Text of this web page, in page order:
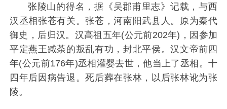
张陵山的得名，据《吴郡甫里志》记载，与西
汉丞相张苍有关。张苍，河南阳武县人。原为秦代
御史，后归汉。汉高祖五年(公元前202年)，因参加
平定燕王臧荼的叛乱有功，封北平侯。汉文帝前四
年(公元前176年)丞相灌婴去世，他当上了丞相。十
四年后因病告退。死后葬在张林，以后张林讹为张
陵。